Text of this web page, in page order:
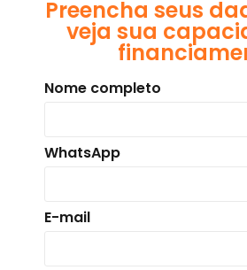
Preencha seus
veja sua
Nome completo
WhatsApp
E-mail